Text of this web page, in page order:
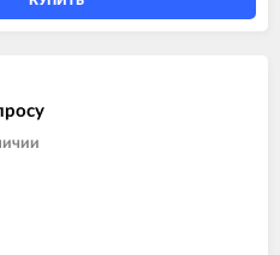
MI GPL
MI
MFFI